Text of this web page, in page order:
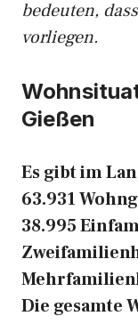
bedeuten,
vorliegen.
Gießen
Es gibt im
63.931
38.995
Die gesamte